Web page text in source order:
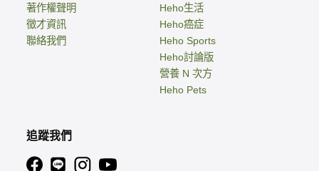
著作權聲明
徵才資訊
聯絡我們
Heho生活
Heho癌症
Heho Sports
Heho討論版
營養 N 次方
Heho Pets
追蹤我們